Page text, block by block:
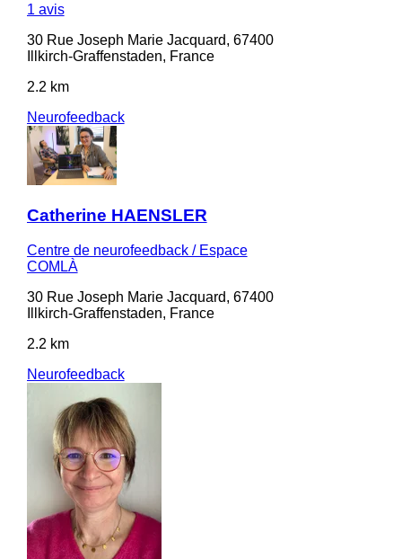
1 avis
30 Rue Joseph Marie Jacquard, 67400
Illkirch-Graffenstaden, France
2.2 km
Neurofeedback
Catherine HAENSLER
Centre de neurofeedback / Espace
COMLÀ
30 Rue Joseph Marie Jacquard, 67400
Illkirch-Graffenstaden, France
2.2 km
Neurofeedback